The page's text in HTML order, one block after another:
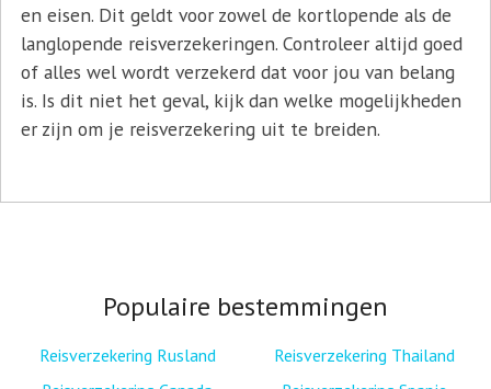
en eisen. Dit geldt voor zowel de kortlopende als de
langlopende reisverzekeringen. Controleer altijd goed
of alles wel wordt verzekerd dat voor jou van belang
is. Is dit niet het geval, kijk dan welke mogelijkheden
er zijn om je reisverzekering uit te breiden.
Populaire bestemmingen
Reisverzekering Rusland
Reisverzekering Thailand